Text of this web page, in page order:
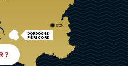
DORDOGNE
PÉRIGORD
LYON
?